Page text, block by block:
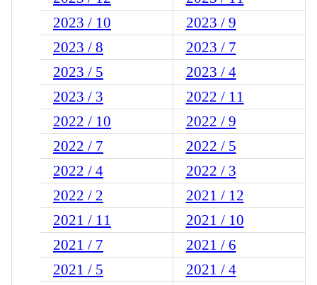
2023 / 10
2023 / 9
2023 / 8
2023 / 7
2023 / 5
2023 / 4
2023 / 3
2022 / 11
2022 / 10
2022 / 9
2022 / 7
2022 / 5
2022 / 4
2022 / 3
2022 / 2
2021 / 12
2021 / 11
2021 / 10
2021 / 7
2021 / 6
2021 / 5
2021 / 4